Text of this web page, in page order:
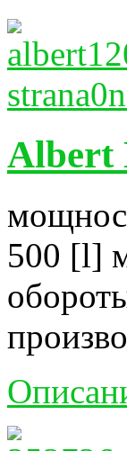
Albert
500 [l]